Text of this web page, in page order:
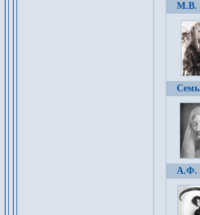
М.В.
А.Ф.